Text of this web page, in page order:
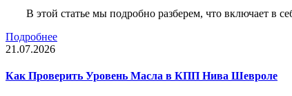
В этой статье мы подробно разберем, что включает в
Подробнее
21.07.2026
Как Проверить Уровень Масла в КПП Нива Шевроле